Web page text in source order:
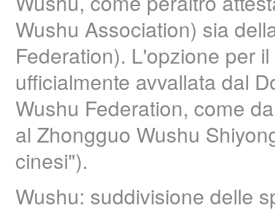
Wushu Association) sia
Federation). L'opzione per
ufficialmente avvallata dal
Wushu Federation, come
al Zhongguo Wushu
cinesi").
Wushu: suddivisione delle